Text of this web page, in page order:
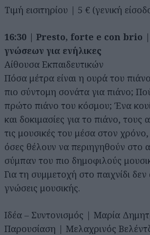
Τιμή εισιτηρίου | 5 € (γενική
16:30 | Presto, forte e con brio |
γνώσεων για ενήλικες
Αίθουσα Εκπαιδευτικών
Πόσα μέτρα είναι η ουρά του
πιο σύντομη σονάτα για πιάνο;
πρώτο πιάνο του κόσμου; Ένα
και δοκιμασίες για το πιάνο, τους
τις μουσικές του μέσα στον χρόνο,
όσες θέλουν να περιηγηθούν στο
σύμπαν του πιο δημοφιλούς
Για τη συμμετοχή στο παιχνίδι δεν
γνώσεις μουσικής.
Ιδέα – Συντονισμός | Μαρία
Παρουσίαση | Μελαχρινός